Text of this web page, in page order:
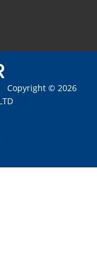
Copyright © 2026